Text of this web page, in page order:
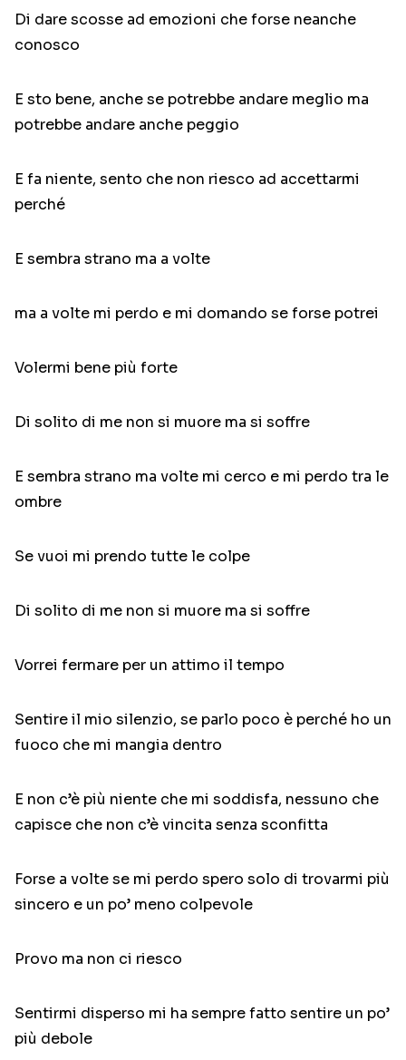
Di dare scosse ad emozioni che forse neanche
conosco
E sto bene, anche se potrebbe andare meglio ma
potrebbe andare anche peggio
E fa niente, sento che non riesco ad accettarmi
perché
E sembra strano ma a volte
ma a volte mi perdo e mi domando se forse potrei
Volermi bene più forte
Di solito di me non si muore ma si soffre
E sembra strano ma volte mi cerco e mi perdo tra le
ombre
Se vuoi mi prendo tutte le colpe
Di solito di me non si muore ma si soffre
Vorrei fermare per un attimo il tempo
Sentire il mio silenzio, se parlo poco è perché ho un
fuoco che mi mangia dentro
E non c’è più niente che mi soddisfa, nessuno che
capisce che non c’è vincita senza sconfitta
Forse a volte se mi perdo spero solo di trovarmi più
sincero e un po’ meno colpevole
Provo ma non ci riesco
Sentirmi disperso mi ha sempre fatto sentire un po’
più debole